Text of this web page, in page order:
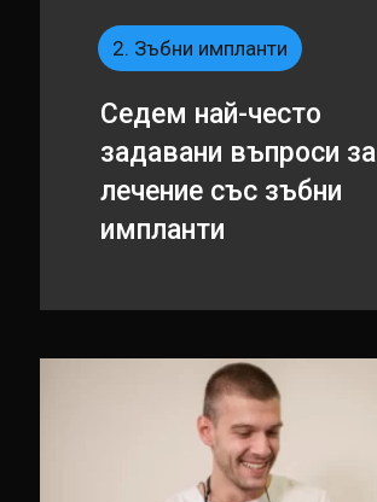
2. Зъбни импланти
Седем най-често
задавани въпроси за
лечение със зъбни
импланти